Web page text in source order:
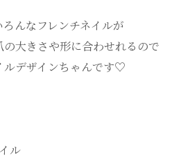
んなフレンチネイルが
大きさや形に合わせれるので
ルデザインちゃんです♡
ル